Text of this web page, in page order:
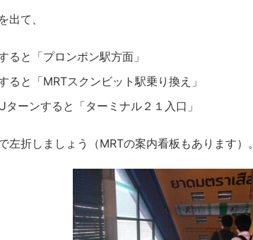
出て、
ると「プロンポン駅方面」
ると「MRTスクンビット駅乗り換え」
ターンすると「ターミナル２１入口」
左折しましょう（MRTの案内看板もあります）。